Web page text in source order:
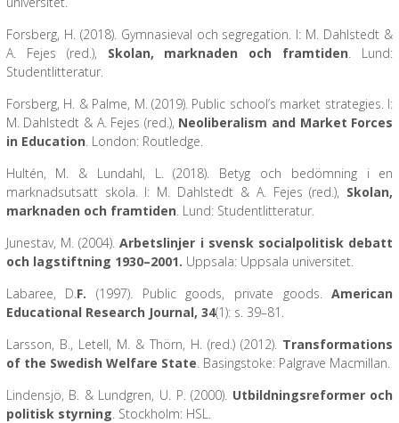
Forsberg, H. (2018). Gymnasieval och segregation. I: M. Dahlstedt &
A. Fejes (red.), Skolan, marknaden och framtiden. Lund:
Studentlitteratur.
Forsberg, H. & Palme, M. (2019). Public school’s market strategies. I:
M. Dahlstedt & A. Fejes (red.), Neoliberalism and Market Forces
in Education. London: Routledge.
Hultén, M. & Lundahl, L. (2018). Betyg och bedömning i en
marknadsutsatt skola. I: M. Dahlstedt & A. Fejes (red.), Skolan,
marknaden och framtiden. Lund: Studentlitteratur.
Junestav, M. (2004).Arbetslinjer i svensk socialpolitisk debatt
och lagstiftning 1930–2001. Uppsala: Uppsala universitet.
Labaree, D.F. (1997). Public goods, private goods.American
Educational Research Journal, 34(1): s. 39–81.
Larsson, B., Letell, M. & Thörn, H. (red.) (2012). Transformations
of the Swedish Welfare State. Basingstoke: Palgrave Macmillan.
Lindensjö, B. & Lundgren, U. P. (2000). Utbildningsreformer och
politisk styrning. Stockholm: HSL.